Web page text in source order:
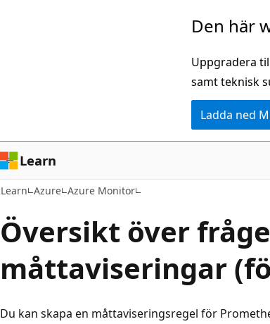
Den här
Uppgradera
samt teknisk
Ladda ned
Learn
Learn Azure Azure Monitor
Översikt över
måttaviseringar
Du kan skapa en måttaviseringsregel för